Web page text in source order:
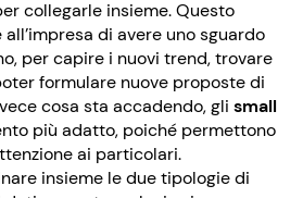
collegarle insieme. Questo
di avere uno sguardo
per capire i nuovi trend, trovare
formulare nuove proposte di
cosa sta accadendo, gli small
più adatto, poiché permettono
ai particolari.
insieme le due tipologie di